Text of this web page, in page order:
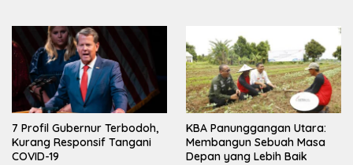
7 Profil Gubernur Terbodoh,
Kurang Responsif Tangani
COVID-19
KBA Panunggangan Utara:
Membangun Sebuah Masa
Depan yang Lebih Baik